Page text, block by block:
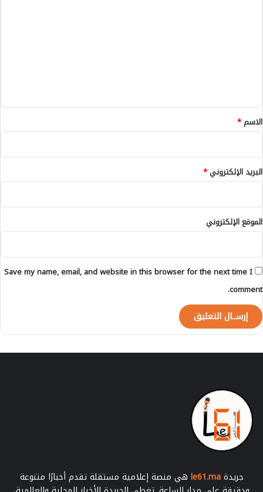
ف
ا
ص
ل
-
*
الاسم*
البريد الإلكتروني*
الموقع الإلكتروني
Save my name, email, and website in this browser for the next time I
comment.
جريدةle61.ma هي منصة إعلامية مستقلة تقدم أخبارًا متنوعة